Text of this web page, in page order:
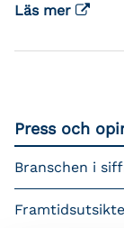
Läs mer
Press och
Branschen i